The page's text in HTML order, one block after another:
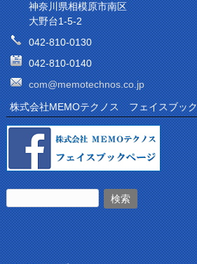
神奈川県相模原市南区
大野台1-5-2
042-810-0130
042-810-0140
com@memotechnos.co.jp
株式会社MEMOテクノス フェイスブッ